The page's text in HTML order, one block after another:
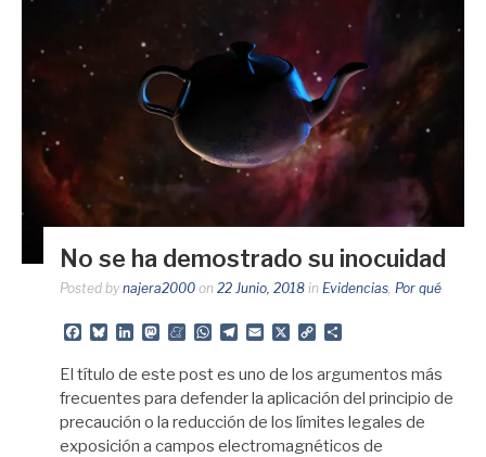
No se ha demostrado su inocuidad
Posted by najera2000 on 22 Junio, 2018 in Evidencias Por qué
Facebook
BlueskyLinkedIn
Mastodon
Meneame
WhatsApp
Telegram
Email
X
Copy
El título de este post es uno de los argumentos más
frecuentes para defender la aplicación del principio de
precaución o la reducción de los límites legales de
exposición a campos electromagnéticos de